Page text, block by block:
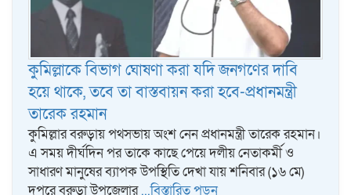
কুমিল্লাকে বিভাগ ঘোষণা করা যদি জনগণের দাবি
হয়ে থাকে, তবে তা বাস্তবায়ন করা হবে-প্রধানমন্ত্রী
তারেক রহমান
কুমিল্লার বরুড়ায় পথসভায় অংশ নেন প্রধানমন্ত্রী তারেক রহমান।
এ সময় দীর্ঘদিন পর তাকে কাছে পেয়ে দলীয় নেতাকর্মী ও
সাধারণ মানুষের ব্যাপক উপস্থিতি দেখা যায় শনিবার (১৬ মে)
দুপুরে বরুড়া উপজেলার...বিস্তারিত পড়ুন